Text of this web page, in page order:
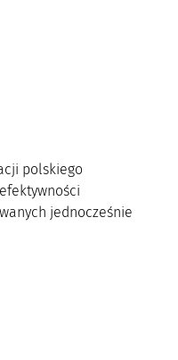
polskiego
jednocześnie